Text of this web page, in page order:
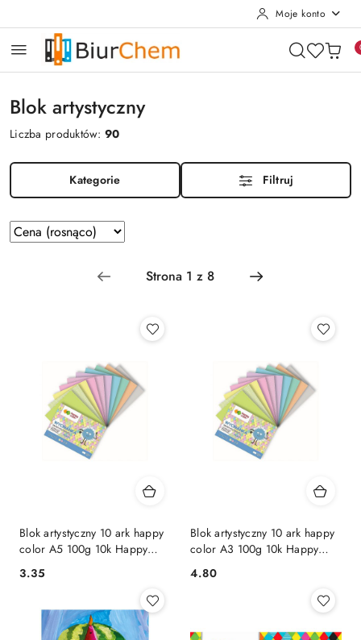
Moje konto
Blok artystyczny
Liczba produktów:90
Kategorie Filtruj
Zastosowano
sortowanie:
Sortuj
według
Blok artystyczny 10 ark happy
color A5 100g 10k Happy
Color (HA 3710 1520-PA10)
Cena:
3.35
Blok artystyczny 10 ark happy
color A3 100g 10k Happy
Color (HA 3710 2030-PA10)
Cena:
4.80